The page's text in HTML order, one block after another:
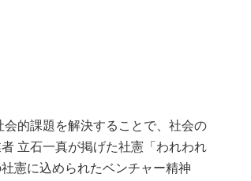
的課題を解決することで、社会の
立石一真が掲げた社憲「われわれ
憲に込められたベンチャー精神